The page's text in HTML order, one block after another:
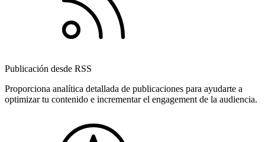
Publicación desde RSS
Proporciona analítica detallada de publicaciones para ayudarte a
optimizar tu contenido e incrementar el engagement de la audiencia.